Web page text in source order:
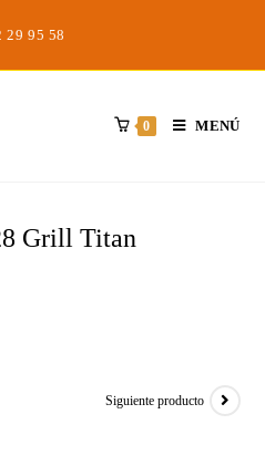
29 95 58
0 MENÚ
Grill Titan
Siguiente producto